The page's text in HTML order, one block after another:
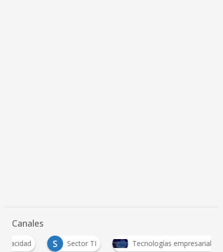
Canales
Sector TI Tecnologías empresariales